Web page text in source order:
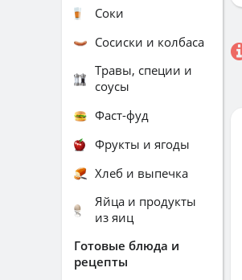
Соки
Сосиски и колбаса
Травы, специи и
соусы
Фаст-фуд
Фрукты и ягоды
Хлеб и выпечка
Яйца и продукты
из яиц
Готовые блюда и
рецепты